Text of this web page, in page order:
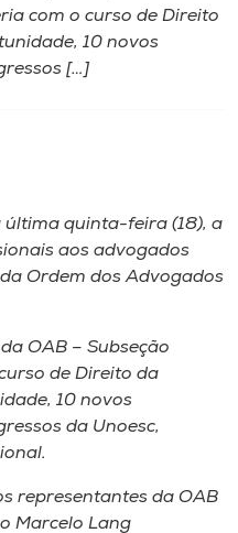
com o curso de Direito
10 novos
[…]
última quinta-feira (18), a
aos advogados
Ordem dos Advogados
OAB – Subseção
de Direito da
10 novos
da Unoesc,
representantes da OAB
Marcelo Lang